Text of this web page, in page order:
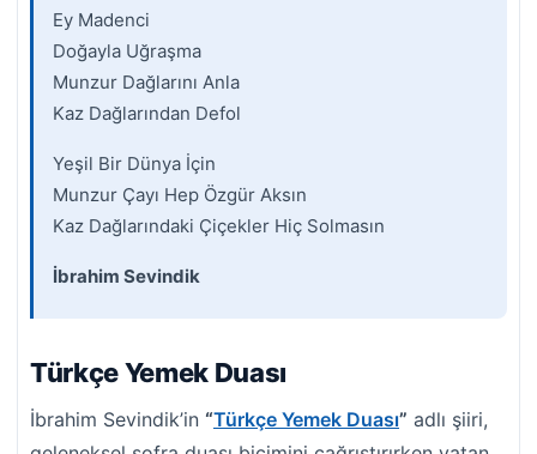
Ey Madenci
Doğayla Uğraşma
Munzur Dağlarını Anla
Kaz Dağlarından Defol
Yeşil Bir Dünya İçin
Munzur Çayı Hep Özgür Aksın
Kaz Dağlarındaki Çiçekler Hiç Solmasın
İbrahim Sevindik
Türkçe Yemek Duası
İbrahim Sevindik’in “Türkçe Yemek Duası” adlı şiiri,